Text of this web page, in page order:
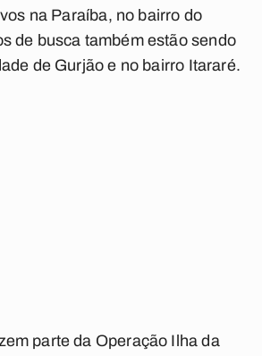
na Paraíba, no bairro do
de busca também estão sendo
de Gurjão e no bairro Itararé.
parte da Operação Ilha da